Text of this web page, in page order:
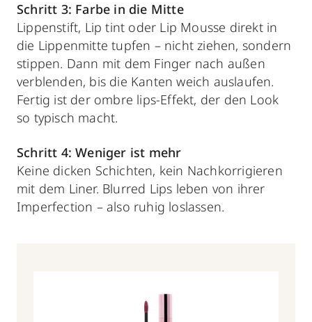
Schritt 3: Farbe in die Mitte
Lippenstift, Lip tint oder Lip Mousse direkt in
die Lippenmitte tupfen – nicht ziehen, sondern
stippen. Dann mit dem Finger nach außen
verblenden, bis die Kanten weich auslaufen.
Fertig ist der ombre lips-Effekt, der den Look
so typisch macht.
Schritt 4: Weniger ist mehr
Keine dicken Schichten, kein Nachkorrigieren
mit dem Liner. Blurred Lips leben von ihrer
Imperfection – also ruhig loslassen.